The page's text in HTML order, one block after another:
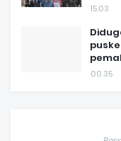
15.03
00.35